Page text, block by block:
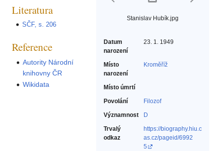
Stanislav Hubík.jpg
Datum
narození
23. 1. 1949
Místo
narození
Kroměříž
Místo úmrtí
Povolání
Filozof‎
Významnost
D
Trvalý
odkaz
https://biography.hiu.c
as.cz/pageid/6992
5
Literatura
SČF, s. 206
Reference
Autority Národní
knihovny ČR
Wikidata